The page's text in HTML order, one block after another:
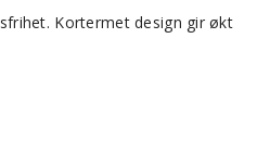
Kortermet design gir økt